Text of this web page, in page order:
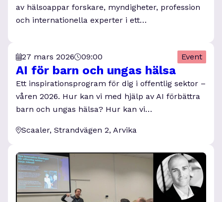
av hälsoappar forskare, myndigheter, profession
och internationella experter i ett…
27 mars 2026 09:00 Event
AI för barn och ungas hälsa
Ett inspirationsprogram för dig i offentlig sektor –
våren 2026. Hur kan vi med hjälp av AI förbättra
barn och ungas hälsa? Hur kan vi…
Scaaler, Strandvägen 2, Arvika